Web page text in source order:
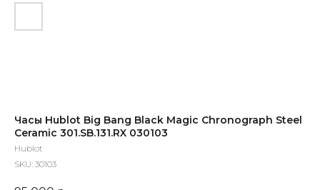
Часы Hublot Big Bang Black Magic Chronograph Steel
Ceramic 301.SB.131.RX 030103
Hublot
SKU: 30103